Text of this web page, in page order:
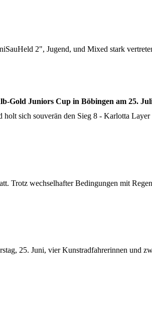
2", Jugend, und Mixed stark
Gold Juniors Cup in Böbingen am 25.
sich souverän den Sieg 8 - Karlotta
Trotz wechselhafter Bedingungen mit
25. Juni, vier Kunstradfahrerinnen und